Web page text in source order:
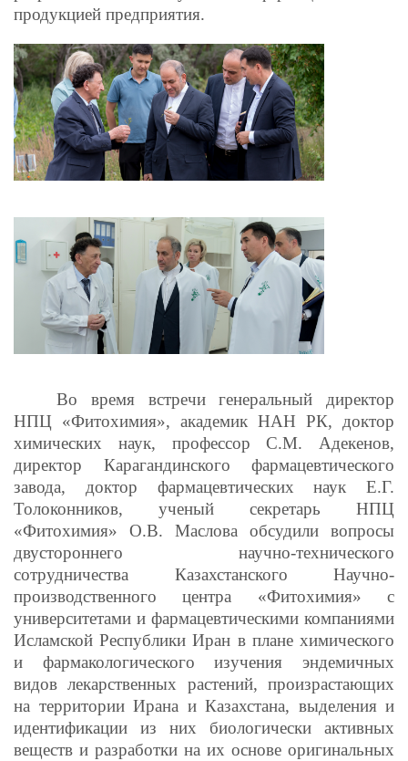
продукцией предприятия.
Во время встречи генеральный директор
НПЦ «Фитохимия», академик НАН РК, доктор
химических наук, профессор С.М. Адекенов,
директор Карагандинского фармацевтического
завода, доктор фармацевтических наук Е.Г.
Толоконников, ученый секретарь НПЦ
«Фитохимия» О.В. Маслова обсудили вопросы
двустороннего научно-технического
сотрудничества Казахстанского Научно-
производственного центра «Фитохимия» с
университетами и фармацевтическими компаниями
Исламской Республики Иран в плане химического
и фармакологического изучения эндемичных
видов лекарственных растений, произрастающих
на территории Ирана и Казахстана, выделения и
идентификации из них биологически активных
веществ и разработки на их основе оригинальных